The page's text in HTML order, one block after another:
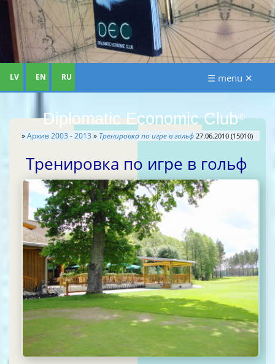
Diplomatic Economic Club®
LV EN RU ☰ menu ✕
»Aрхив 2003 - 2013 » Тренировка по игре в гольф 27.06.2010 (15010)
Тренировка по игре в гольф